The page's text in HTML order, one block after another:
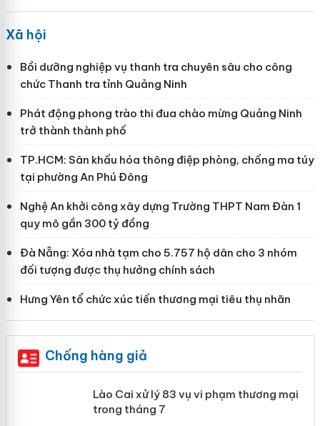
Xã hội
Bồi dưỡng nghiệp vụ thanh tra chuyên sâu cho công
chức Thanh tra tỉnh Quảng Ninh
Phát động phong trào thi đua chào mừng Quảng Ninh
trở thành thành phố
TP.HCM: Sân khấu hóa thông điệp phòng, chống ma túy
tại phường An Phú Đông
Nghệ An khởi công xây dựng Trường THPT Nam Đàn 1
quy mô gần 300 tỷ đồng
Đà Nẵng: Xóa nhà tạm cho 5.757 hộ dân cho 3 nhóm
đối tượng được thụ hưởng chính sách
Hưng Yên tổ chức xúc tiến thương mại tiêu thụ nhãn
Chống hàng giả
Lào Cai xử lý 83 vụ vi phạm thương
mại trong tháng 7